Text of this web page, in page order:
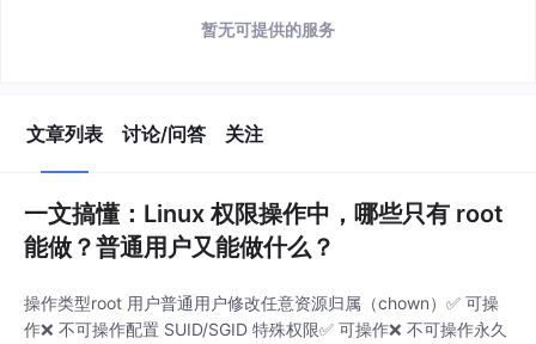
暂无可提供的服务
文章列表 讨论/问答 关注
一文搞懂：Linux 权限操作中，哪些只有 root
能做？普通用户又能做什么？
操作类型root 用户普通用户修改任意资源归属（chown）✅ 可操
作❌ 不可操作配置 SUID/SGID 特殊权限✅ 可操作❌ 不可操作永久